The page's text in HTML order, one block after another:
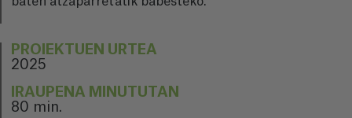
PROIEKTUEN URTEA
2025
IRAUPENA MINUTUTAN
80 min.